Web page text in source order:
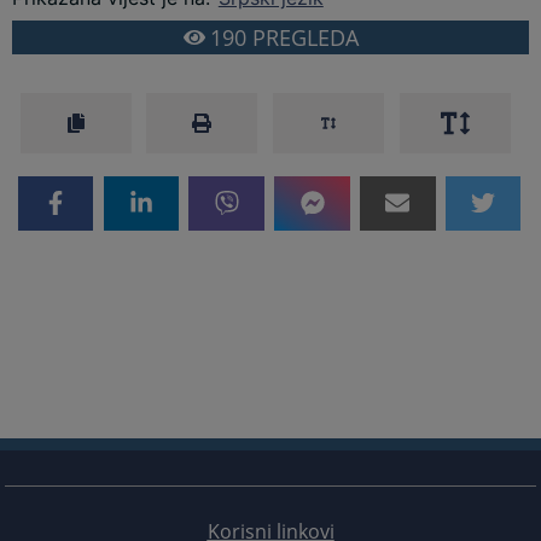
190PREGLEDA
Korisni linkovi